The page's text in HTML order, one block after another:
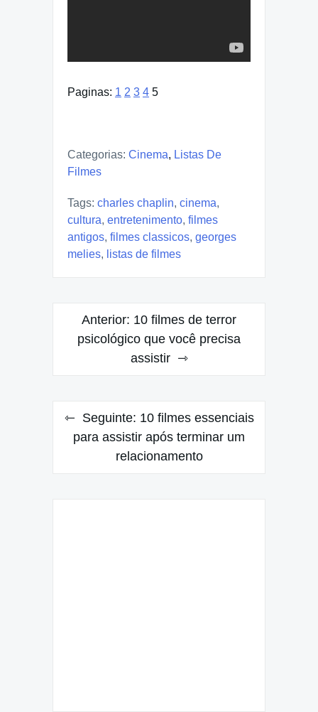
Paginas: 1 2 3 4 5
Categorias: Cinema, Listas De
Filmes
Tags: charles chaplin, cinema,
cultura, entretenimento, filmes
antigos, filmes classicos, georges
melies, listas de filmes
Navegação
Anterior: 10 filmes de terror
psicológico que você precisa
assistir
Seguinte: 10 filmes essenciais
para assistir após terminar um
relacionamento